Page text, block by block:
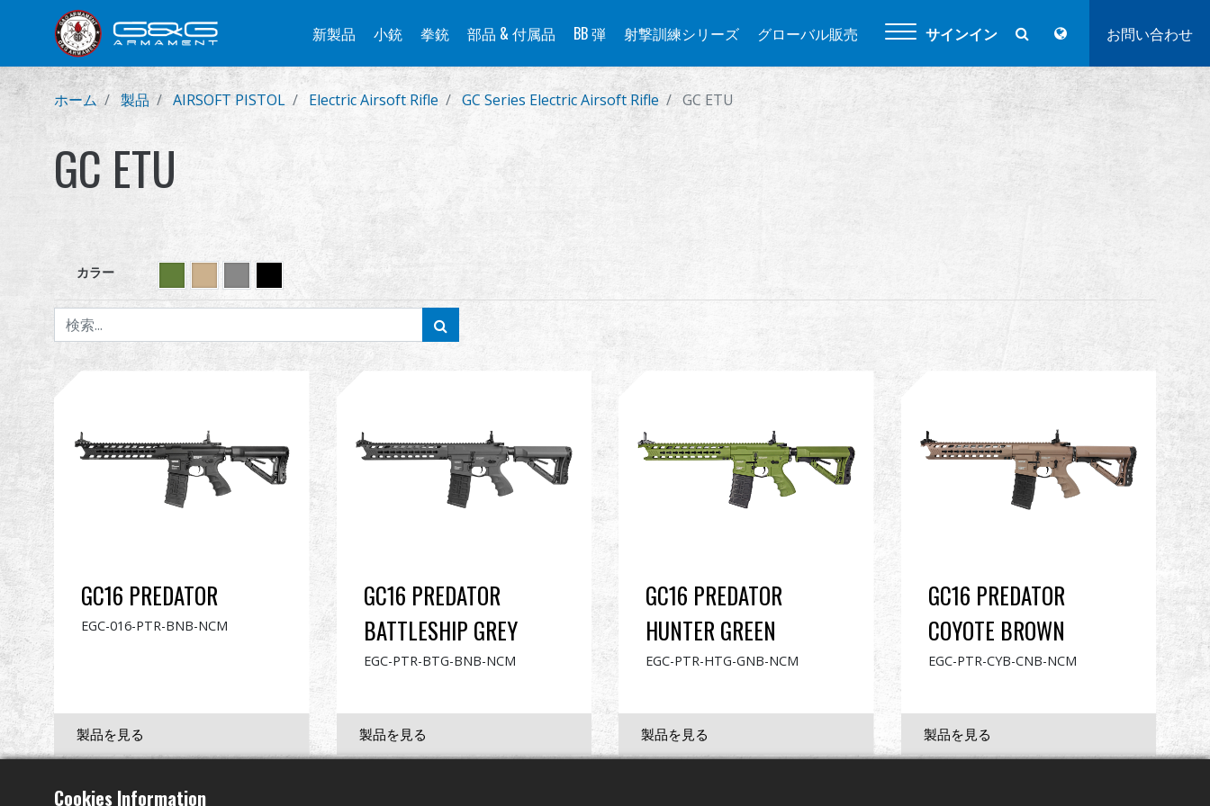
新製品 小銃 拳銃 部品 & 付属品 BB 弾 射撃訓練シリーズ グローバル販売 サインイン お問い合わせ
ホーム 製品 AIRSOFT PISTOL Electric Airsoft Rifle GC Series Electric Airsoft Rifle GC ETU
GC ETU
カラー
GC16 PREDATOR
EGC-016-PTR-BNB-NCM
GC16 PREDATOR
BATTLESHIP GREY
EGC-PTR-BTG-BNB-NCM
GC16 PREDATOR
HUNTER GREEN
EGC-PTR-HTG-GNB-NCM
GC16 PREDATOR
COYOTE BROWN
EGC-PTR-CYB-CNB-NCM
Cookies Information